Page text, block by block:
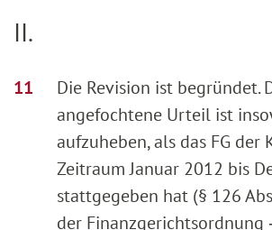
II.
Die Revision ist begründet.
angefochtene Urteil ist
aufzuheben, als das FG der
Zeitraum Januar 2012 bis
stattgegeben hat (§ 126
der Finanzgerichtsordnung